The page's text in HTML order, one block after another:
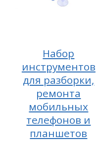
Набор
инструментов
для разборки,
ремонта
мобильных
телефонов и
планшетов